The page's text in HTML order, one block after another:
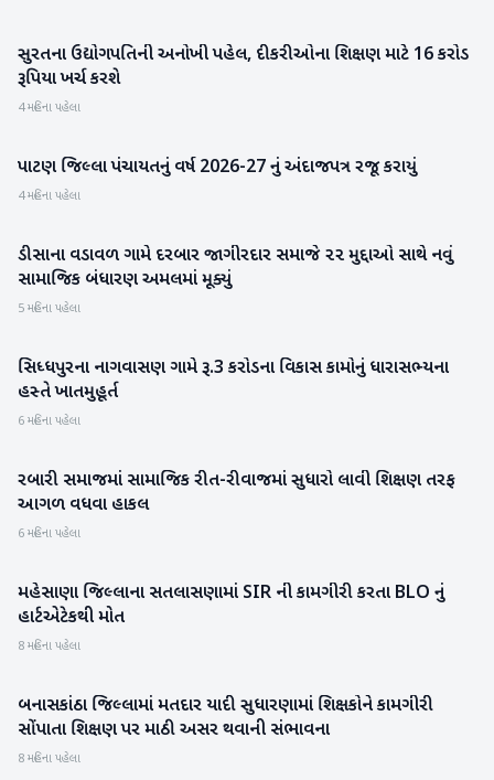
ગુજરાત
સુરતના ઉદ્યોગપતિની અનોખી પહેલ, દીકરીઓના શિક્ષણ માટે 16 કરોડ
રૂપિયા ખર્ચ કરશે
4 મહિના પહેલા
પાટણ
પાટણ જિલ્લા પંચાયતનું વર્ષ 2026-27 નું અંદાજપત્ર રજૂ કરાયું
4 મહિના પહેલા
બનાસકાંઠા
ડીસાના વડાવળ ગામે દરબાર જાગીરદાર સમાજે ૨૨ મુદ્દાઓ સાથે નવું
સામાજિક બંધારણ અમલમાં મૂક્યું
5 મહિના પહેલા
પાટણ
સિધ્ધપુરના નાગવાસણ ગામે રૂ.3 કરોડના વિકાસ કામોનું ધારાસભ્યના
હસ્તે ખાતમુહૂર્ત
6 મહિના પહેલા
બનાસકાંઠા
રબારી સમાજમાં સામાજિક રીત-રીવાજમાં સુધારો લાવી શિક્ષણ તરફ
આગળ વધવા હાકલ
6 મહિના પહેલા
મહેસાણા
મહેસાણા જિલ્લાના સતલાસણામાં SIR ની કામગીરી કરતા BLO નું
હાર્ટએટેકથી મોત
8 મહિના પહેલા
બનાસકાંઠા
બનાસકાંઠા જિલ્લામાં મતદાર યાદી સુધારણામાં શિક્ષકોને કામગીરી
સોંપાતા શિક્ષણ પર માઠી અસર થવાની સંભાવના
8 મહિના પહેલા